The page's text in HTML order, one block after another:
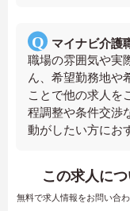
マイナビ介護
職場の雰囲気や実
ん、希望勤務地や
ことで他の求人を
程調整や条件交渉
動がしたい方にお
この求人に
無料で求人情報をお問い合